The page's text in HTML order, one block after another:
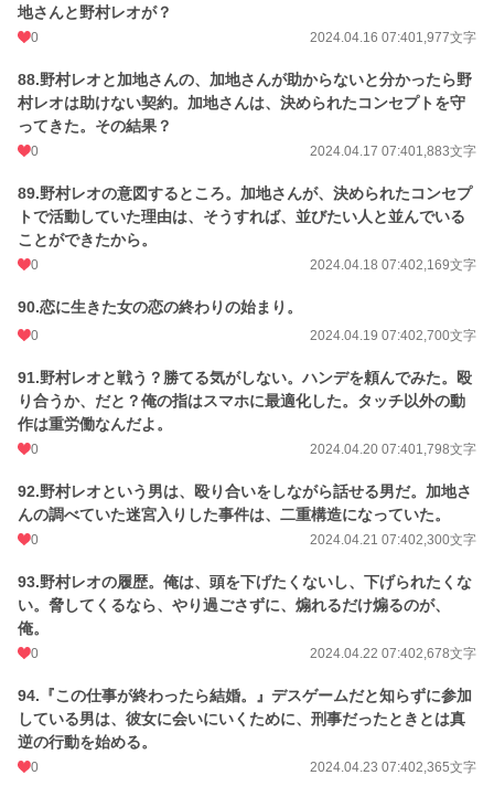
地さんと野村レオが？
0 2024.04.16 07:401,977文字
88.野村レオと加地さんの、加地さんが助からないと分かったら野
村レオは助けない契約。加地さんは、決められたコンセプトを守
ってきた。その結果？
0 2024.04.17 07:401,883文字
89.野村レオの意図するところ。加地さんが、決められたコンセプ
トで活動していた理由は、そうすれば、並びたい人と並んでいる
ことができたから。
0 2024.04.18 07:402,169文字
90.恋に生きた女の恋の終わりの始まり。
0 2024.04.19 07:402,700文字
91.野村レオと戦う？勝てる気がしない。ハンデを頼んでみた。殴
り合うか、だと？俺の指はスマホに最適化した。タッチ以外の動
作は重労働なんだよ。
0 2024.04.20 07:401,798文字
92.野村レオという男は、殴り合いをしながら話せる男だ。加地さ
んの調べていた迷宮入りした事件は、二重構造になっていた。
0 2024.04.21 07:402,300文字
93.野村レオの履歴。俺は、頭を下げたくないし、下げられたくな
い。脅してくるなら、やり過ごさずに、煽れるだけ煽るのが、
俺。
0 2024.04.22 07:402,678文字
94.『この仕事が終わったら結婚。』デスゲームだと知らずに参加
している男は、彼女に会いにいくために、刑事だったときとは真
逆の行動を始める。
0 2024.04.23 07:402,365文字